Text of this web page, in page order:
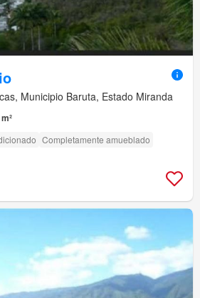
Municipio Baruta, Estado Miranda
Completamente amueblado